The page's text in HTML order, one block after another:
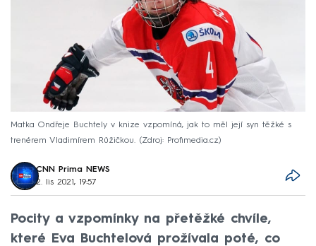
Matka Ondřeje Buchtely v knize vzpomíná, jak to měl její syn těžké s
trenérem Vladimírem Růžičkou.
Zdroj: Profimedia.cz
CNN Prima NEWS
2. lis 2021, 19:57
Pocity a vzpomínky na přetěžké chvíle,
které Eva Buchtelová prožívala poté, co